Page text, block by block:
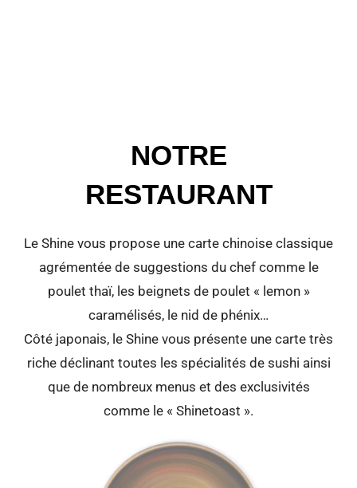
NOTRE
RESTAURANT
Le Shine vous propose une carte chinoise classique
agrémentée de suggestions du chef comme le
poulet thaï, les beignets de poulet « lemon »
caramélisés, le nid de phénix…
Côté japonais, le Shine vous présente une carte très
riche déclinant toutes les spécialités de sushi ainsi
que de nombreux menus et des exclusivités
comme le « Shinetoast ».